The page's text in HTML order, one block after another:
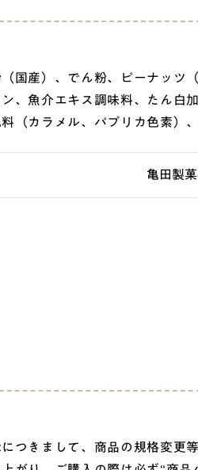
（国産）、でん粉、ピーナッツ
、魚介エキス調味料、たん白
（カラメル、パプリカ色素）
亀田製
つきまして、商品の規格変更